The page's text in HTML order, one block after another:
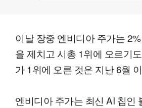
이날 장중 엔비디아 주가는
을 제치고 시총 1위에 오르기
가 1위에 오른 것은 지난 6월
엔비디아 주가는 최신 AI 칩인